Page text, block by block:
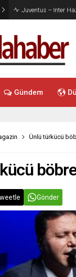
Juventus – Inter
Gündem
Ünlü türkücü
Gönder